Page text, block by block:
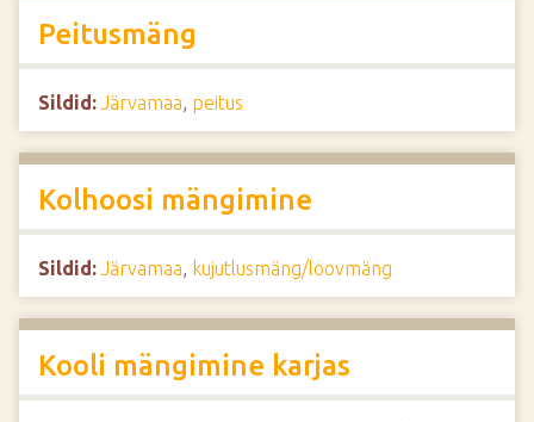
Peitusmäng
Sildid: Järvamaa, peitus
Kolhoosi mängimine
Sildid: Järvamaa, kujutlusmäng/loovmäng
Kooli mängimine karjas